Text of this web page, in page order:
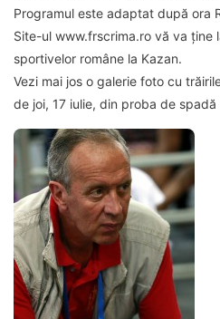
Programul este adaptat după ora
Site-ul www.frscrima.ro vă va ține
sportivelor române la Kazan.
Vezi mai jos o galerie foto cu
de joi, 17 iulie, din proba de